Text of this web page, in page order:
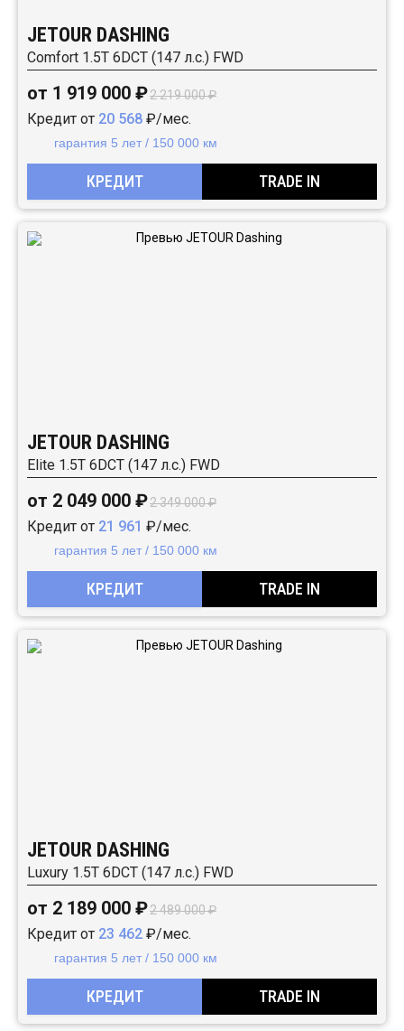
JETOUR DASHING
Comfort 1.5T 6DCT (147 л.с.) FWD
от 1 919 000 ₽2 219 000 ₽
Кредит от 20 568 ₽/мес.
гарантия 5 лет / 150 000 км
КРЕДИТ TRADE IN
JETOUR DASHING
Elite 1.5T 6DCT (147 л.с.) FWD
от 2 049 000 ₽2 349 000 ₽
Кредит от 21 961 ₽/мес.
гарантия 5 лет / 150 000 км
КРЕДИТ TRADE IN
JETOUR DASHING
Luxury 1.5T 6DCT (147 л.с.) FWD
от 2 189 000 ₽2 489 000 ₽
Кредит от 23 462 ₽/мес.
гарантия 5 лет / 150 000 км
КРЕДИТ TRADE IN